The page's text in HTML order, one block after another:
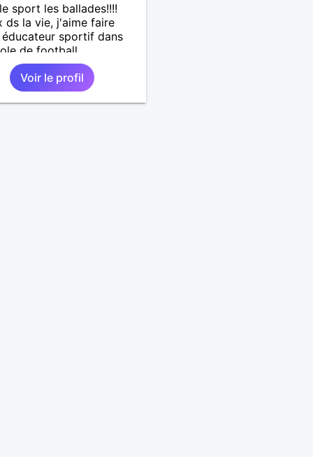
sport les ballades!!!!
ds la vie, j'aime faire
éducateur sportif dans
de football .
Voir le profil